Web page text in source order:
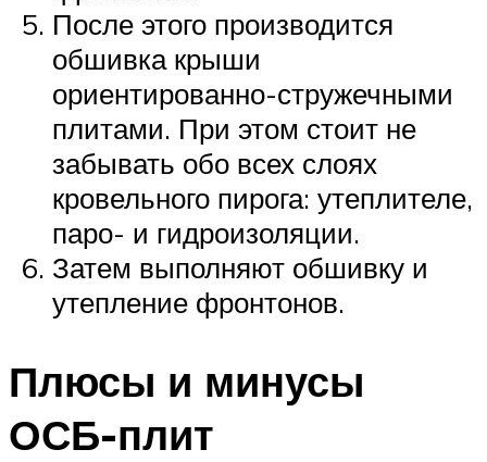
После этого производится
обшивка крыши
ориентированно-стружечными
плитами. При этом стоит не
забывать обо всех слоях
кровельного пирога: утеплителе,
паро- и гидроизоляции.
Затем выполняют обшивку и
утепление фронтонов.
Плюсы и минусы
ОСБ-плит